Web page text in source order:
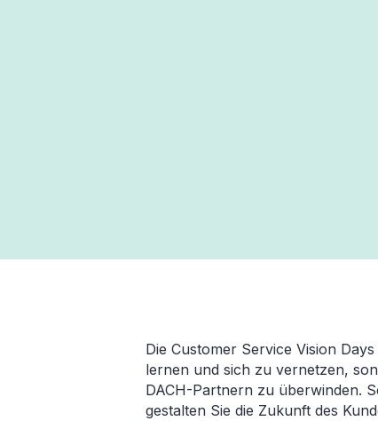
Die Customer Service Vision
lernen und sich zu vernetzen,
DACH-Partnern zu überwinden.
gestalten Sie die Zukunft des